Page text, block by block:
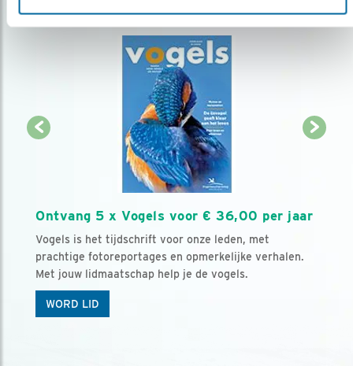
Ontvang 5 x Vogels voor € 36,00 per jaar
Vogels is het tijdschrift voor onze leden, met
prachtige fotoreportages en opmerkelijke verhalen.
Met jouw lidmaatschap help je de vogels.
WORD LID